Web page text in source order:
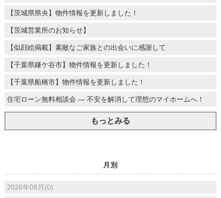
【茨城県県央】物件情報を更新しました！
【茨城営業所のお知らせ】
【似顔絵掲載】素敵なご家族との出会いに感謝して
【千葉県鎌ケ谷市】物件情報を更新しました！
【千葉県船橋市】物件情報を更新しました！
住宅ローン無料相談会 ― 不安を解消して理想のマイホームへ！
もっとみる
月別
2026年08月(0)